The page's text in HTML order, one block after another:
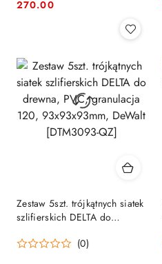
Cena:
Cena:
270.00
Zestaw 5szt. trójkątnych siatek
szlifierskich DELTA do
93x93x93mm, DeWalt
(0)